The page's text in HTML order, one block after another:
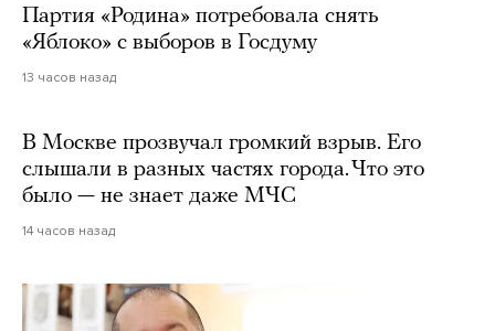
Партия «Родина» потребовала снять
«Яблоко» с выборов в Госдуму
13 часов назад
В Москве прозвучал громкий взрыв. Его
слышали в разных частях города. Что это
было — не знает даже МЧС
14 часов назад